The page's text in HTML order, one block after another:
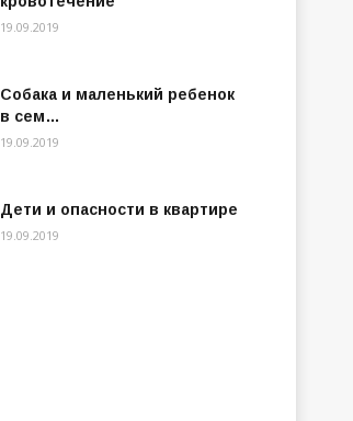
19.09.2019
Собака и маленький ребенок
в сем…
19.09.2019
Дети и опасности в квартире
19.09.2019